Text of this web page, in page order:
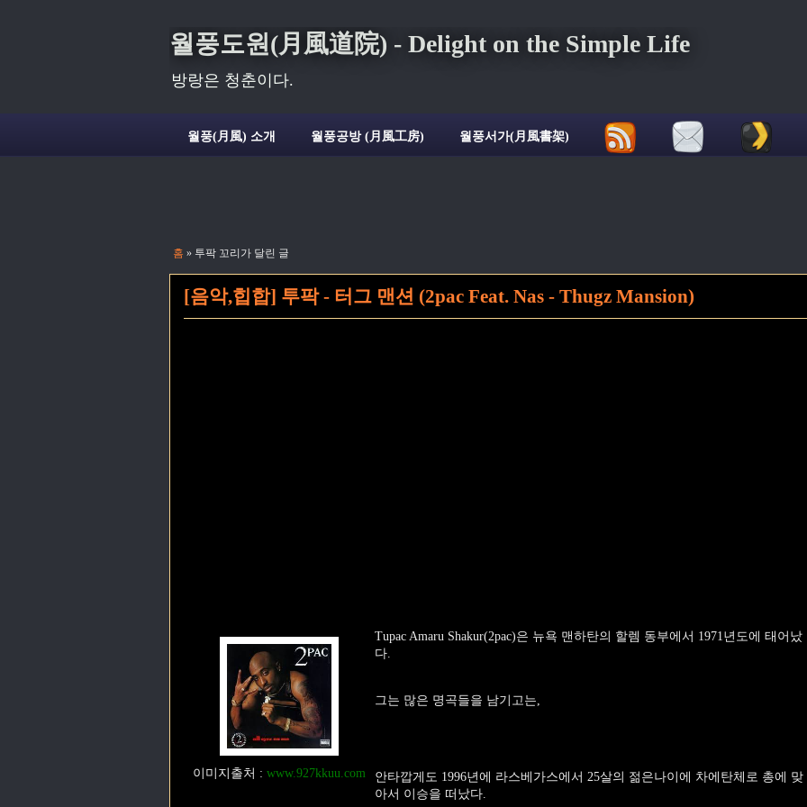
월풍도원(月風道院) - Delight on the Simple Life
방랑은 청춘이다.
월풍(月風) 소개 월풍공방 (月風工房) 월풍서가(月風書架)
홈 » 투팍 꼬리가 달린 글
[음악,힙합] 투팍 - 터그 맨션 (2pac Feat. Nas - Thugz Mansion)
이미지출처 : www.927kkuu.com
Tupac Amaru Shakur(2pac)은 뉴욕 맨하탄의 할렘 동부에서 1971년도에 태어났
다.
그는 많은 명곡들을 남기고는,
안타깝게도 1996년에 라스베가스에서 25살의 젊은나이에 차에탄체로 총에 맞
아서 이승을 떠났다.